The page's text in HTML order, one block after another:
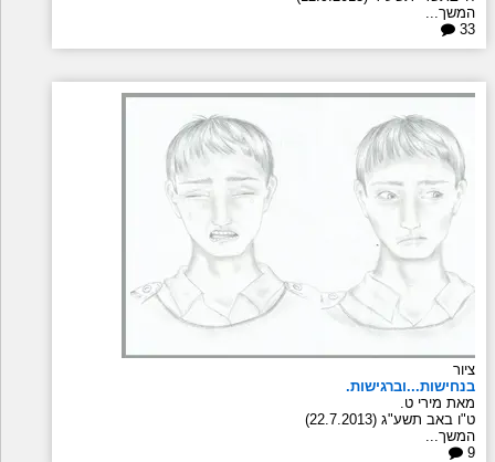
המשך...
33
ציור
בנחישות...וברגישות.
מאת מירי ט.
ט"ו באב תשע"ג (22.7.2013)
המשך...
9